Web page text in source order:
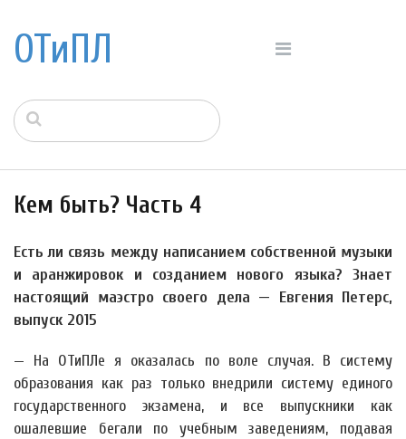
ОТиПЛ
Кем быть? Часть 4
Есть ли связь между написанием собственной музыки
и аранжировок и созданием нового языка? Знает
настоящий маэстро своего дела — Евгения Петерс,
выпуск 2015
— На ОТиПЛе я оказалась по воле случая. В систему
образования как раз только внедрили систему единого
государственного экзамена, и все выпускники как
ошалевшие бегали по учебным заведениям, подавая